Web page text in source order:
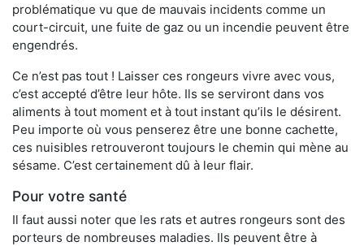
problématique vu que de mauvais incidents comme un
court-circuit, une fuite de gaz ou un incendie peuvent être
engendrés.
Ce n’est pas tout ! Laisser ces rongeurs vivre avec vous,
c’est accepté d’être leur hôte. Ils se serviront dans vos
aliments à tout moment et à tout instant qu’ils le désirent.
Peu importe où vous penserez être une bonne cachette,
ces nuisibles retrouveront toujours le chemin qui mène au
sésame. C’est certainement dû à leur flair.
Pour votre santé
Il faut aussi noter que les rats et autres rongeurs sont des
porteurs de nombreuses maladies. Ils peuvent être à